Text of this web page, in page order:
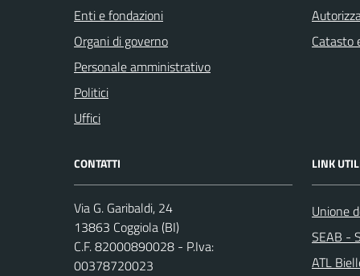
Enti e fondazioni
Organi di governo
Personale amministrativo
Politici
Uffici
Catasto
CONTATTI
Via G. Garibaldi, 24
13863 Coggiola (BI)
C.F. 82000890028 - P.Iva:
00378720023
LINK
Unione
SEAB -
ATL